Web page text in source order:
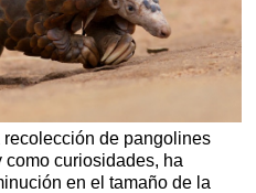
recolección de pangolines
como curiosidades, ha
en el tamaño de la